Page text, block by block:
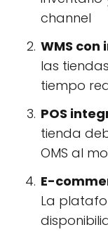
channel
WMS con
las
tiempo
POS
tienda
OMS al
E-
La